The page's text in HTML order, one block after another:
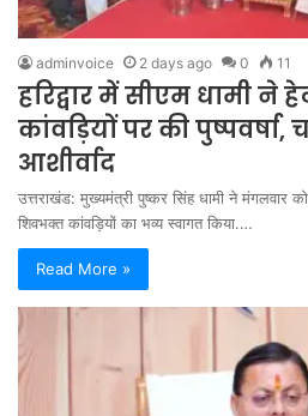
adminvoice 2 days ago 0 11
हरिद्वार में सीएम धामी ने
कांवड़ियों पर की
आशीर्वाद
उत्तराखंड: मुख्यमंत्री पुष्कर सिंह धामी ने मंगलवार
शिवभक्त कांवड़ियों का भव्य स्वागत किया.…
Read More »